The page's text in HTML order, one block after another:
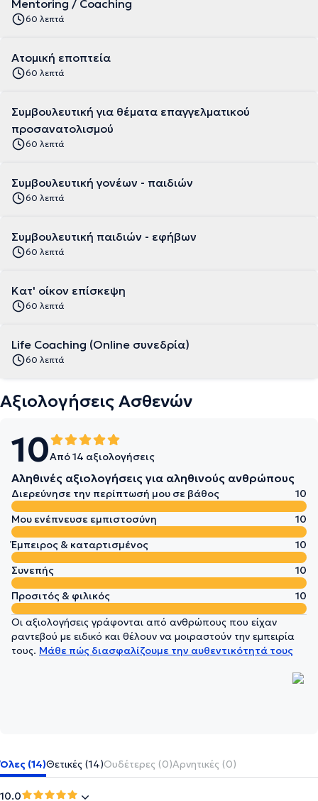
Mentoring / Coaching
60 λεπτά
Ατομική εποπτεία
60 λεπτά
Συμβουλευτική για θέματα επαγγελματικού
προσανατολισμού
60 λεπτά
Συμβουλευτική γονέων - παιδιών
60 λεπτά
Συμβουλευτική παιδιών - εφήβων
60 λεπτά
Κατ' οίκον επίσκεψη
60 λεπτά
Life Coaching (Online συνεδρία)
60 λεπτά
Αξιολογήσεις Ασθενών
10Από 14 αξιολογήσεις
Αληθινές αξιολογήσεις για αληθινούς ανθρώπους
Διερεύνησε την περίπτωσή μου σε βάθος
10
Μου ενέπνευσε εμπιστοσύνη
10
Έμπειρος & καταρτισμένος
10
Συνεπής
10
Προσιτός & φιλικός
10
Οι αξιολογήσεις γράφονται από ανθρώπους που είχαν
ραντεβού με ειδικό και θέλουν να μοιραστούν την εμπειρία
τους. Μάθε πώς διασφαλίζουμε την αυθεντικότητά τους
Όλες (14)Θετικές (14)Ουδέτερες (0)Αρνητικές (0)
10.0